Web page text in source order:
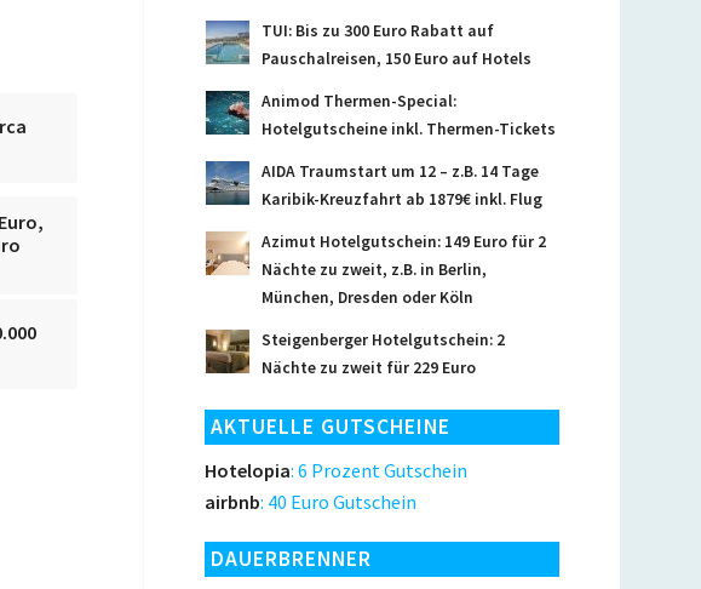
TUI: Bis zu 300 Euro Rabatt auf
Pauschalreisen, 150 Euro auf Hotels
Animod Thermen-Special:
Hotelgutscheine inkl. Thermen-Tickets
AIDA Traumstart um 12 – z.B. 14 Tage
Karibik-Kreuzfahrt ab 1879€ inkl. Flug
Azimut Hotelgutschein: 149 Euro für 2
Nächte zu zweit, z.B. in Berlin,
München, Dresden oder Köln
Steigenberger Hotelgutschein: 2
Nächte zu zweit für 229 Euro
AKTUELLE GUTSCHEINE
Hotelopia: 6 Prozent Gutschein
airbnb: 40 Euro Gutschein
DAUERBRENNER